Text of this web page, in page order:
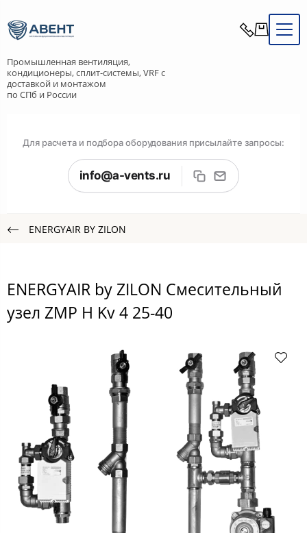
Промышленная вентиляция,
кондиционеры, сплит-системы, VRF с
доставкой и монтажом
по СПб и России
Для расчета и подбора оборудования присылайте запросы:
info@a-vents.ru
ENERGYAIR BY ZILON
ENERGYAIR by ZILON Смесительный
узел ZMP H Kv 4 25-40